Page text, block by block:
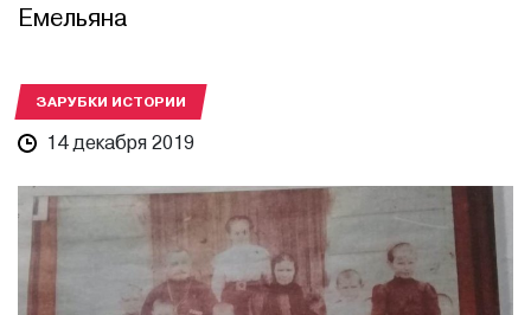
Емельяна
ЗАРУБКИ ИСТОРИИ
14 декабря 2019